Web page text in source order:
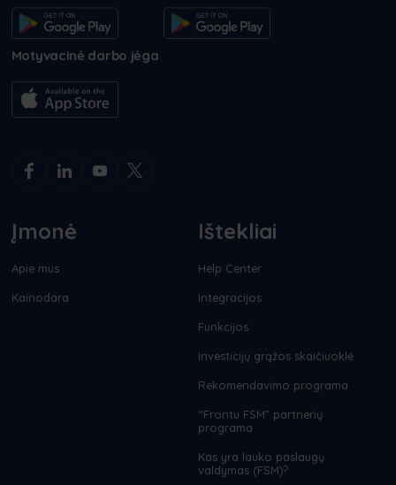
Motyvacinė darbo jėga
Įmonė
Apie mus
Kainodara
Ištekliai
Help Center
Integracijos
Funkcijos
Investicijų grąžos skaičiuoklė
Rekomendavimo programa
“Frontu FSM” partnerių
programa
Kas yra lauko paslaugų
valdymas (FSM)?